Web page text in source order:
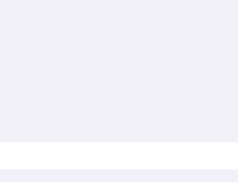
Плащевка, Тефлон,